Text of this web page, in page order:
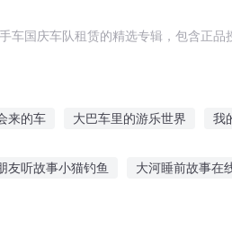
车国庆车队租赁的精选专辑，包含正
来的车 大巴车里的游乐世界 我
友听故事小猫钓鱼 大河睡前故事在